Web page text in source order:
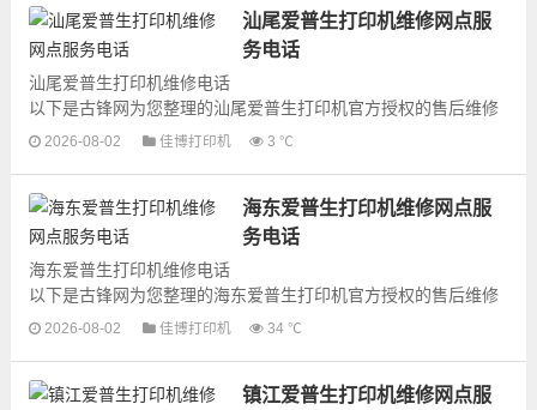
汕尾爱普生打印机维修网点服
务电话
汕尾爱普生打印机维修电话
以下是古锋网为您整理的汕尾爱普生打印机官方授权的售后维修
网点地址和号码信息，可以为您提供爱普生打印机的各种型号打
2026-08-02 佳博打印机 3 ℃
海东爱普生打印机维修网点服
务电话
海东爱普生打印机维修电话
以下是古锋网为您整理的海东爱普生打印机官方授权的售后维修
网点地址和号码信息，可以为您提供爱普生打印机的各种型号打
2026-08-02 佳博打印机 34 ℃
镇江爱普生打印机维修网点服